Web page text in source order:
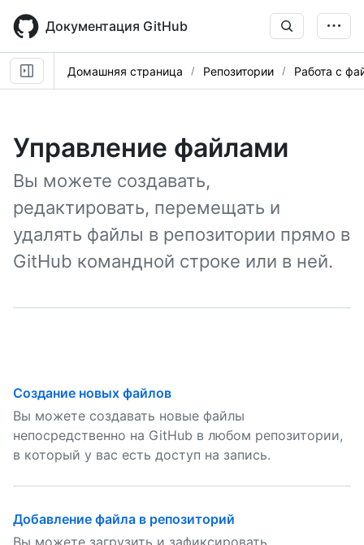
main
content
Документация GitHub
Домашняя страница Репозитории Работа с
Управление файлами
Вы можете создавать,
редактировать, перемещать и
удалять файлы в репозитории прямо в
GitHub командной строке или в ней.
Создание новых файлов
Вы можете создавать новые файлы
непосредственно на GitHub в любом репозитории,
в который у вас есть доступ на запись.
Добавление файла в репозиторий
Вы можете загрузить и зафиксировать